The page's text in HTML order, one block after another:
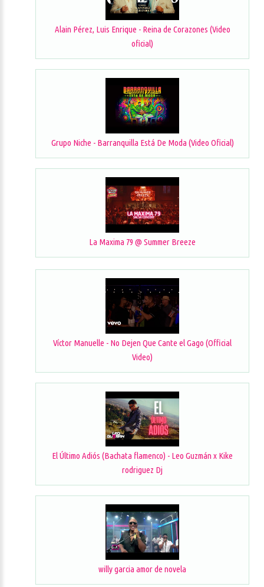
Alain Pérez, Luis Enrique - Reina de Corazones (Video
oficial)
Grupo Niche - Barranquilla Está De Moda (Video Oficial)
La Maxima 79 @ Summer Breeze
Víctor Manuelle - No Dejen Que Cante el Gago (Official
Video)
El Último Adiós (Bachata flamenco) - Leo Guzmán x Kike
rodriguez Dj
willy garcia amor de novela